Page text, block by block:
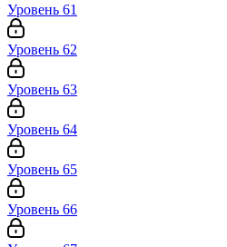
Уровень 61
Уровень 62
Уровень 63
Уровень 64
Уровень 65
Уровень 66